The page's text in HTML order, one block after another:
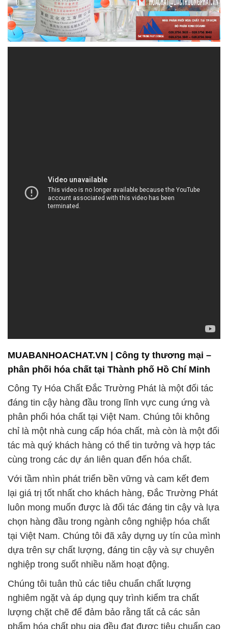
Công Ty Hóa Chất Đắc Trường Phát là một đối tác
đáng tin cậy hàng đầu trong lĩnh vực cung ứng và
phân phối hóa chất tại Việt Nam. Chúng tôi không
chỉ là một nhà cung cấp hóa chất, mà còn là một đối
tác mà quý khách hàng có thể tin tưởng và hợp tác
cùng trong các dự án liên quan đến hóa chất.
Với tầm nhìn phát triển bền vững và cam kết đem
lại giá trị tốt nhất cho khách hàng, Đắc Trường Phát
luôn mong muốn được là đối tác đáng tin cậy và lựa
chọn hàng đầu trong ngành công nghiệp hóa chất
tại Việt Nam. Chúng tôi đã xây dựng uy tín của mình
dựa trên sự chất lượng, đáng tin cậy và sự chuyên
nghiệp trong suốt nhiều năm hoạt động.
Chúng tôi tuân thủ các tiêu chuẩn chất lượng
nghiêm ngặt và áp dụng quy trình kiểm tra chất
lượng chặt chẽ để đảm bảo rằng tất cả các sản
phẩm hóa chất phụ gia đều đạt được tiêu chuẩn cao
nhất. Đồng thời, chúng tôi luôn tuân thủ các quy
định và tiêu chuẩn về an toàn và bảo vệ môi trường
trong quá trình sản xuất và cung cấp sản phẩm hóa
chất.